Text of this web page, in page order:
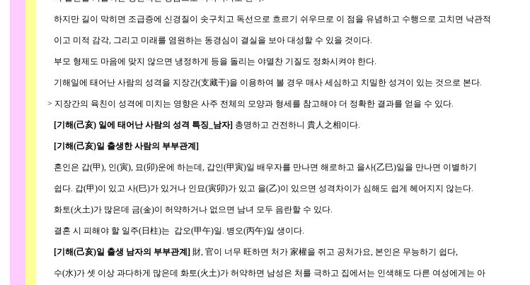
하지만 길이 막히면 조급증에 신경질이 솟구치고 독선으로 흐르기 쉬우므로 이 점을 유념하고 수행으로 고치면 낙관적
이고 미적 감각, 그리고 미래를 염원하는 동경심이 결실을 보아 대성할 수 있을 것이다.
부모 형제도 마음에 맞지 않으면 냉정하게 등을 돌리는 야멸찬 기질도 정화시켜야 한다.
기해일에 태어난 사람의 성격을 지장간(支藏干)을 이용하여 볼 경우 매사 세심하고 치밀한 성겨이 있는 것으로 본다.
> 지장간의 육친이 성격에 미치는 영향은 사주 전체의 모양과 형세를 참고해야 더 정확한 결과를 얻을 수 있다.
[기해(己亥) 일에 태어난 사람의 성격 특징_남자] 총명하고 건전하니 貴人之相이다.
[기해(己亥)일 출생한 사람의 부부관계]
혼인은 갑(甲), 인(寅), 묘(卯)운에 하는데, 갑인(甲寅)일 배우자를 만나면 해로하고 을사(乙巳)일을 만나면 이별하기
쉽다. 갑(甲)이 있고 사(巳)가 있거나 인묘(寅卯)가 있고 을(乙)이 있으면 성격차이가 심해도 쉽게 헤어지지 않는다.
화토(火土)가 많은데 금(金)이 허약하거나 없으면 남녀 모두 음란할 수 있다.
결혼 시 피해야 할 일주(日柱)는 갑오(甲午)일. 병오(丙午)일 생이다.
[기해(己亥)일 출생 남자의 부부관계] 財, 官이 너무 旺하면 처가 家權을 쥐고 공처가요, 본인은 무능하기 쉽다,
수(水)가 셋 이상 과다하게 많은데 화토(火土)가 허약하면 남성은 처를 극하고 집에서는 인색해도 다른 여성에게는 아